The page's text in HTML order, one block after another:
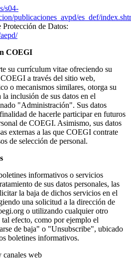
s04-
publicaciones_avpd/es_def/
de Datos:
COEGI
su currículum vitae ofreciendo su
a través del sitio web,
o mecanismos similares, otorga su
inclusión de sus datos en el
"Administración". Sus datos
de hacerle participar en futuros
de COEGI. Asimismo, sus datos
externas a las que COEGI contrate
de selección de personal.
informativos o servicios
de sus datos personales, las
la baja de dichos servicios en el
una solicitud a la dirección de
o utilizando cualquier otro
efecto, como por ejemplo el
de baja" o "Unsubscribe", ubicado
boletines informativos.
canales web